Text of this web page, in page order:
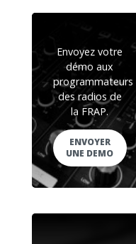
Envoyez votre
démo aux
programmateurs
des radios de
la FRAP.
ENVOYER
UNE DEMO